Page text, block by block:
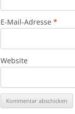
E-Mail-Adresse *
Website